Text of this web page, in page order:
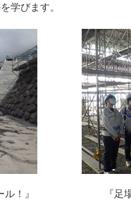
学びます。
！』 『足